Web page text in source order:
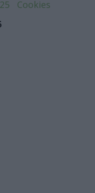
Cookies